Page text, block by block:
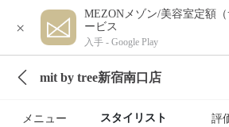
×
MEZONメゾン/美容室定額
ービス
入手 - Google Play
mit by tree新宿南口店
メニュー スタイリスト 評